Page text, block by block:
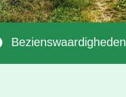
Bezienswaardigheden